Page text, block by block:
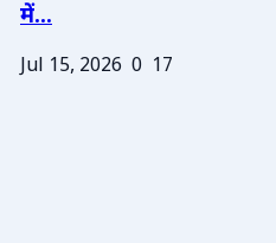
में...
Jul 15, 2026 0 17